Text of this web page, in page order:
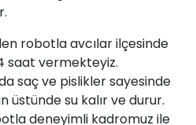
robotla avcılar ilçesinde
saat vermekteyiz.
saç ve pislikler sayesinde
üstünde su kalır ve durur.
deneyimli kadromuz ile